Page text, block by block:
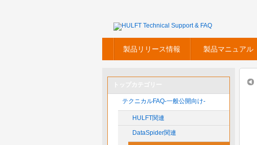
製品リリース情報 製品マニュアル
テクニカルFAQ-一般公開向け-
HULFT関連
DataSpider関連